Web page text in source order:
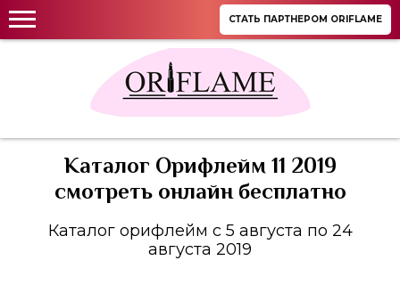
СТАТЬ ПАРТНЕРОМ ORIFLAME
Каталог Орифлейм 11 2019
смотреть онлайн бесплатно
Каталог орифлейм с 5 августа по 24
августа 2019